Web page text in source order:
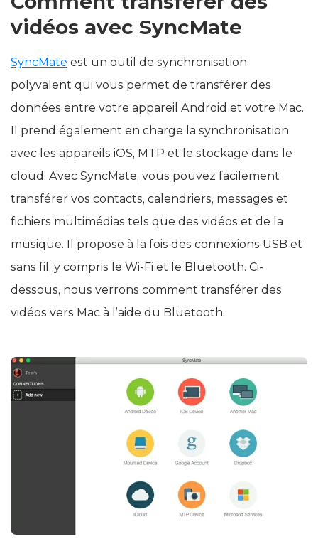
Comment transférer des
vidéos avec SyncMate
SyncMateest un outil de synchronisation
polyvalent qui vous permet de transférer des
données entre votre appareil Android et votre Mac.
Il prend également en charge la synchronisation
avec les appareils iOS, MTP et le stockage dans le
cloud. Avec SyncMate, vous pouvez facilement
transférer vos contacts, calendriers, messages et
fichiers multimédias tels que des vidéos et de la
musique. Il propose à la fois des connexions USB et
sans fil, y compris le Wi-Fi et le Bluetooth. Ci-
dessous, nous verrons comment transférer des